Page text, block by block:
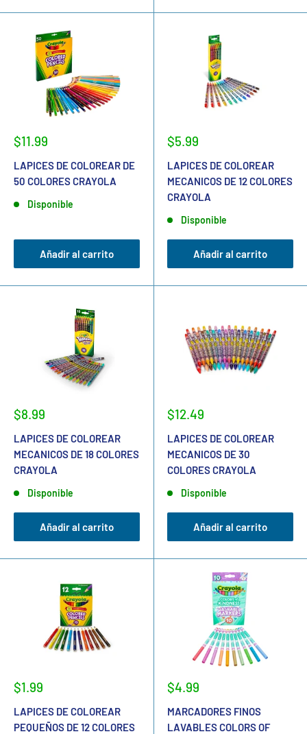
$11.99
LAPICES DE COLOREAR DE
50 COLORES CRAYOLA
Disponible
Añadir al carrito
$5.99
LAPICES DE COLOREAR
MECANICOS DE 12 COLORES
CRAYOLA
Disponible
Añadir al carrito
$8.99
LAPICES DE COLOREAR
MECANICOS DE 18 COLORES
CRAYOLA
Disponible
Añadir al carrito
$12.49
LAPICES DE COLOREAR
MECANICOS DE 30
COLORES CRAYOLA
Disponible
Añadir al carrito
$1.99
LAPICES DE COLOREAR
PEQUEÑOS DE 12 COLORES
$4.99
MARCADORES FINOS
LAVABLES COLORS OF